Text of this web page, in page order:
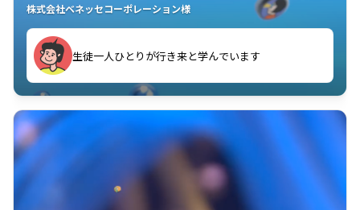
株式会社ベネッセコーポレーション様
生徒一人ひとりが行き来と学んでいます
教室中の児童生徒が「問題が解けてうれしい」「解く
ことが楽しい」を実感しています